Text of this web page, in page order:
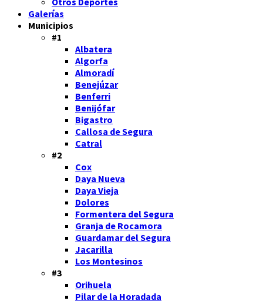
Galerías
Municipios
#1
Albatera
Algorfa
Almoradí
Benejúzar
Benferri
Benijófar
Bigastro
Callosa de Segura
Catral
#2
Cox
Daya Nueva
Daya Vieja
Dolores
Formentera del Segura
Granja de Rocamora
Guardamar del Segura
Jacarilla
Los Montesinos
#3
Orihuela
Pilar de la Horadada